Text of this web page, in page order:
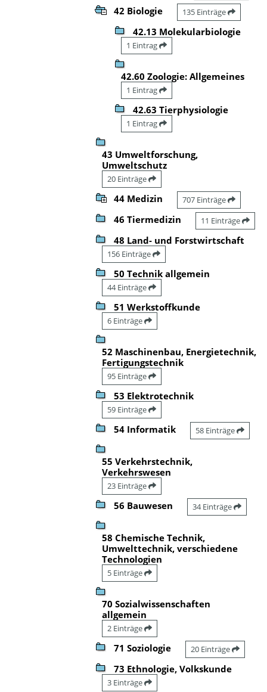
42 Biologie 135 Einträge
42.13 Molekularbiologie
1 Eintrag
42.60 Zoologie: Allgemeines
1 Eintrag
42.63 Tierphysiologie
1 Eintrag
43 Umweltforschung,
Umweltschutz
20 Einträge
44 Medizin 707 Einträge
46 Tiermedizin 11 Einträge
48 Land- und Forstwirtschaft
156 Einträge
50 Technik allgemein
44 Einträge
51 Werkstoffkunde
6 Einträge
52 Maschinenbau, Energietechnik,
Fertigungstechnik
95 Einträge
53 Elektrotechnik
59 Einträge
54 Informatik 58 Einträge
55 Verkehrstechnik,
Verkehrswesen
23 Einträge
56 Bauwesen 34 Einträge
58 Chemische Technik,
Umwelttechnik, verschiedene
Technologien
5 Einträge
70 Sozialwissenschaften
allgemein
2 Einträge
71 Soziologie 20 Einträge
73 Ethnologie, Volkskunde
3 Einträge